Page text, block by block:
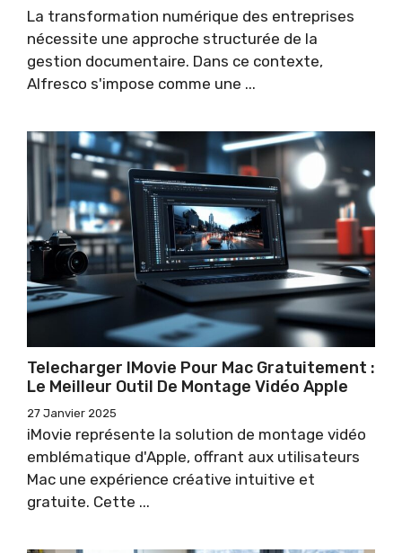
La transformation numérique des entreprises
nécessite une approche structurée de la
gestion documentaire. Dans ce contexte,
Alfresco s'impose comme une ...
Telecharger IMovie Pour Mac Gratuitement :
Le Meilleur Outil De Montage Vidéo Apple
27 Janvier 2025
iMovie représente la solution de montage vidéo
emblématique d'Apple, offrant aux utilisateurs
Mac une expérience créative intuitive et
gratuite. Cette ...